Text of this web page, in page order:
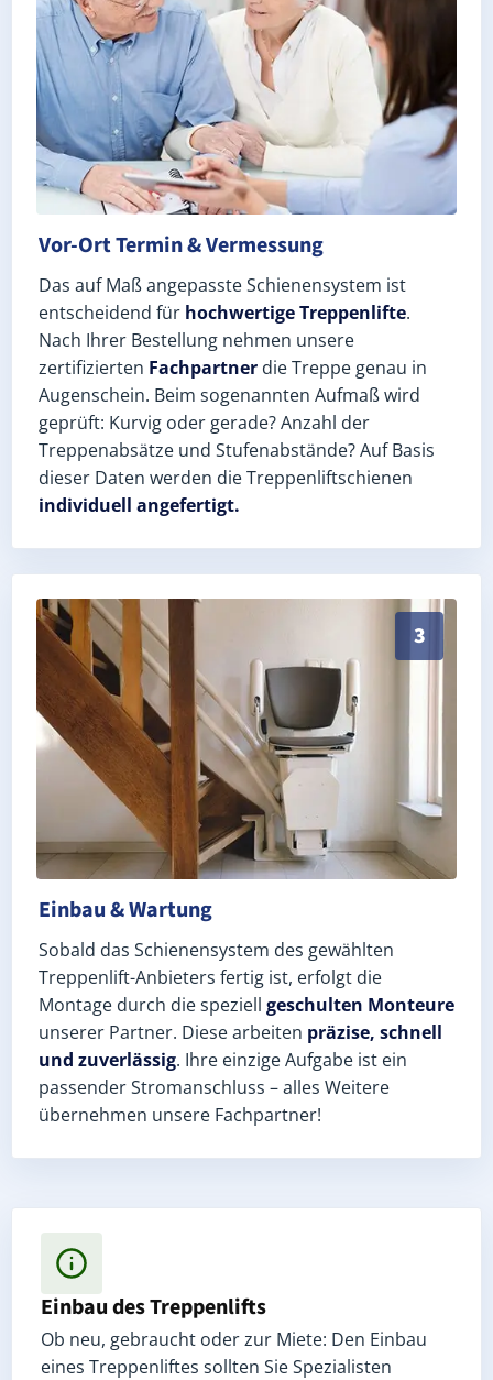
Vor-Ort Termin & Vermessung
Das auf Maß angepasste Schienensystem ist
entscheidend für hochwertige Treppenlifte.
Nach Ihrer Bestellung nehmen unsere
zertifizierten Fachpartner die Treppe genau in
Augenschein. Beim sogenannten Aufmaß wird
geprüft: Kurvig oder gerade? Anzahl der
Treppenabsätze und Stufenabstände? Auf Basis
dieser Daten werden die Treppenliftschienen
individuell angefertigt.
3
Schneller, sauberer Einbau durch zertifizierte
Einbau & Wartung
Sobald das Schienensystem des gewählten
Treppenlift-Anbieters fertig ist, erfolgt die
Montage durch die speziell geschulten Monteure
unserer Partner. Diese arbeiten präzise, schnell
und zuverlässig. Ihre einzige Aufgabe ist ein
passender Stromanschluss – alles Weitere
übernehmen unsere Fachpartner!
Einbau des Treppenlifts
Ob neu, gebraucht oder zur Miete: Den Einbau
eines Treppenliftes sollten Sie Spezialisten